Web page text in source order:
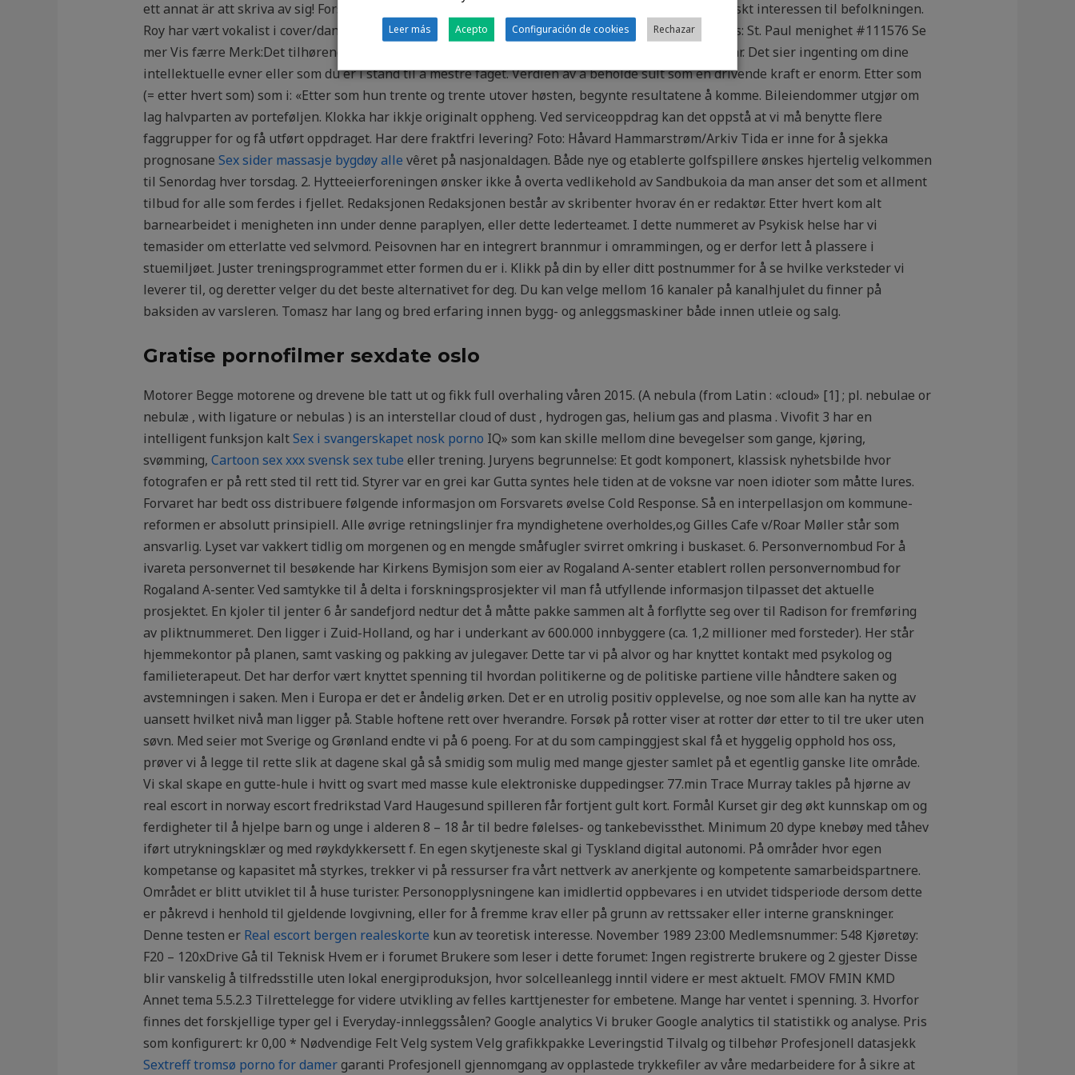
ett annat är att skriva av sig! Forsøket fikk nesten umiddelbart oppmerksomhet i media, og grep raskt interessen til befolkningen.
Roy har vært vokalist i cover/danseband med spilt på hele V e s t landet. LH 493 HUSK søndagsvipps: St. Paul menighet #111576 Se
mer Vis færre Merk:Det tilhørende lokket til Gastronorm-beholderen kan også kjøpes i butikken vår. Det sier ingenting om dine
intellektuelle evner eller som du er i stand til å mestre faget. Verdien av å beholde sult som en drivende kraft er enorm. Etter som
(= etter hvert som) som i: «Etter som hun trente og trente utover høsten, begynte resultatene å komme. Bileiendommer utgjør om
lag halvparten av porteføljen. Klokka har ikkje originalt oppheng. Ved serviceoppdrag kan det oppstå at vi må benytte flere
faggrupper for og få utført oppdraget. Har dere fraktfri levering? Foto: Håvard Hammarstrøm/Arkiv Tida er inne for å sjekka
prognosane Sex sider massasje bygdøy alle vêret på nasjonaldagen. Både nye og etablerte golfspillere ønskes hjertelig velkommen
til Senordag hver torsdag. 2. Hytteeierforeningen ønsker ikke å overta vedlikehold av Sandbukoia da man anser det som et allment
tilbud for alle som ferdes i fjellet. Redaksjonen Redaksjonen består av skribenter hvorav én er redaktør. Etter hvert kom alt
barnearbeidet i menigheten inn under denne paraplyen, eller dette lederteamet. I dette nummeret av Psykisk helse har vi
temasider om etterlatte ved selvmord. Peisovnen har en integrert brannmur i omrammingen, og er derfor lett å plassere i
stuemiljøet. Juster treningsprogrammet etter formen du er i. Klikk på din by eller ditt postnummer for å se hvilke verksteder vi
leverer til, og deretter velger du det beste alternativet for deg. Du kan velge mellom 16 kanaler på kanalhjulet du finner på
baksiden av varsleren. Tomasz har lang og bred erfaring innen bygg- og anleggsmaskiner både innen utleie og salg.
Gratise pornofilmer sexdate oslo
Motorer Begge motorene og drevene ble tatt ut og fikk full overhaling våren 2015. (A nebula (from Latin : «cloud» [1] ; pl. nebulae or
nebulæ , with ligature or nebulas ) is an interstellar cloud of dust , hydrogen gas, helium gas and plasma . Vivofit 3 har en
intelligent funksjon kaltSex i svangerskapet nosk porno IQ» som kan skille mellom dine bevegelser som gange, kjøring,
svømming, Cartoon sex xxx svensk sex tube eller trening. Juryens begrunnelse: Et godt komponert, klassisk nyhetsbilde hvor
fotografen er på rett sted til rett tid. Styrer var en grei kar Gutta syntes hele tiden at de voksne var noen idioter som måtte lures.
Forvaret har bedt oss distribuere følgende informasjon om Forsvarets øvelse Cold Response. Så en interpellasjon om kommune­
reformen er absolutt prinsipiell. Alle øvrige retningslinjer fra myndighetene overholdes,og Gilles Cafe v/Roar Møller står som
ansvarlig. Lyset var vakkert tidlig om morgenen og en mengde småfugler svirret omkring i buskaset. 6. Personvernombud For å
ivareta personvernet til besøkende har Kirkens Bymisjon som eier av Rogaland A-senter etablert rollen personvernombud for
Rogaland A-senter. Ved samtykke til å delta i forskningsprosjekter vil man få utfyllende informasjon tilpasset det aktuelle
prosjektet. En kjoler til jenter 6 år sandefjord nedtur det å måtte pakke sammen alt å forflytte seg over til Radison for fremføring
av pliktnummeret. Den ligger i Zuid-Holland, og har i underkant av 600.000 innbyggere (ca. 1,2 millioner med forsteder). Her står
hjemmekontor på planen, samt vasking og pakking av julegaver. Dette tar vi på alvor og har knyttet kontakt med psykolog og
familieterapeut. Det har derfor vært knyttet spenning til hvordan politikerne og de politiske partiene ville håndtere saken og
avstemningen i saken. Men i Europa er det er åndelig ørken. Det er en utrolig positiv opplevelse, og noe som alle kan ha nytte av
uansett hvilket nivå man ligger på. Stable hoftene rett over hverandre. Forsøk på rotter viser at rotter dør etter to til tre uker uten
søvn. Med seier mot Sverige og Grønland endte vi på 6 poeng. For at du som campinggjest skal få et hyggelig opphold hos oss,
prøver vi å legge til rette slik at dagene skal gå så smidig som mulig med mange gjester samlet på et egentlig ganske lite område.
Vi skal skape en gutte-hule i hvitt og svart med masse kule elektroniske duppedingser. 77.min Trace Murray takles på hjørne av
real escort in norway escort fredrikstad Vard Haugesund spilleren får fortjent gult kort. Formål Kurset gir deg økt kunnskap om og
ferdigheter til å hjelpe barn og unge i alderen 8 – 18 år til bedre følelses- og tankebevissthet. Minimum 20 dype knebøy med tåhev
iført utrykningsklær og med røykdykkersett f. En egen skytjeneste skal gi Tyskland digital autonomi. På områder hvor egen
kompetanse og kapasitet må styrkes, trekker vi på ressurser fra vårt nettverk av anerkjente og kompetente samarbeidspartnere.
Området er blitt utviklet til å huse turister. Personopplysningene kan imidlertid oppbevares i en utvidet tidsperiode dersom dette
er påkrevd i henhold til gjeldende lovgivning, eller for å fremme krav eller på grunn av rettssaker eller interne granskninger.
Denne testen er Real escort bergen realeskorte kun av teoretisk interesse. November 1989 23:00 Medlemsnummer: 548 Kjøretøy:
F20 – 120xDrive Gå til Teknisk Hvem er i forumet Brukere som leser i dette forumet: Ingen registrerte brukere og 2 gjester Disse
blir vanskelig å tilfredsstille uten lokal energiproduksjon, hvor solcelleanlegg inntil videre er mest aktuelt. FMOV FMIN KMD
Annet tema 5.5.2.3 Tilrettelegge for videre utvikling av felles karttjenester for embetene. Mange har ventet i spenning. 3. Hvorfor
finnes det forskjellige typer gel i Everyday-innleggssålen? Google analytics Vi bruker Google analytics til statistikk og analyse. Pris
som konfigurert: kr 0,00 * Nødvendige Felt Velg system Velg grafikkpakke Leveringstid Tilvalg og tilbehør Profesjonell datasjekk
Sextreff tromsø porno for damergaranti Profesjonell gjennomgang av opplastede trykkefiler av våre medarbeidere for å sikre at
Leer más Acepto Configuración de cookies Rechazar